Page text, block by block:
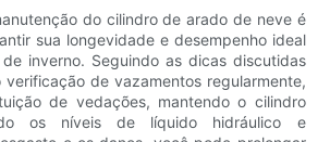
do cilindro de arado de neve é
sua longevidade e desempenho ideal
inverno. Seguindo as dicas discutidas
verificação de vazamentos regularmente,
de vedações, mantendo o cilindro
os níveis de líquido hidráulico e